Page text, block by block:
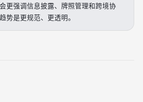
更强调信息披露、牌照管理和跨境协
势是更规范、更透明。